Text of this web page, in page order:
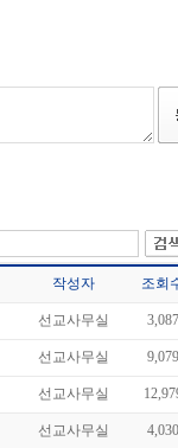
작성자 조회
선교사무실 3,087
선교사무실 9,079
선교사무실
선교사무실 4,030